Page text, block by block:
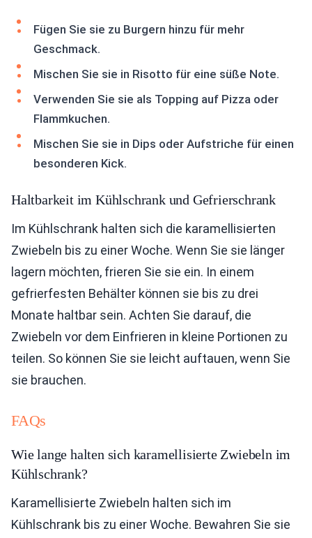
Fügen Sie sie zu Burgern hinzu für mehr
Geschmack.
Mischen Sie sie in Risotto für eine süße Note.
Verwenden Sie sie als Topping auf Pizza oder
Flammkuchen.
Mischen Sie sie in Dips oder Aufstriche für einen
besonderen Kick.
Haltbarkeit im Kühlschrank und Gefrierschrank
Im Kühlschrank halten sich die karamellisierten
Zwiebeln bis zu einer Woche. Wenn Sie sie länger
lagern möchten, frieren Sie sie ein. In einem
gefrierfesten Behälter können sie bis zu drei
Monate haltbar sein. Achten Sie darauf, die
Zwiebeln vor dem Einfrieren in kleine Portionen zu
teilen. So können Sie sie leicht auftauen, wenn Sie
sie brauchen.
FAQs
Wie lange halten sich karamellisierte Zwiebeln im
Kühlschrank?
Karamellisierte Zwiebeln halten sich im
Kühlschrank bis zu einer Woche. Bewahren Sie sie